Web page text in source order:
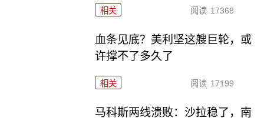
相关 阅读 17368
血条见底？美利坚这艘巨轮，或
许撑不了多久了
相关 阅读 17199
马科斯两线溃败：沙拉稳了，南